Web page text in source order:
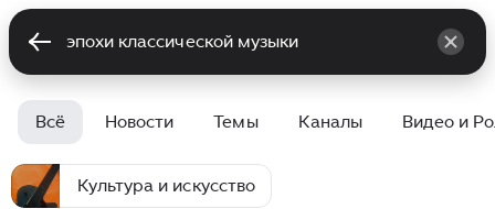
Всё Новости Темы Каналы Видео и
Культура и искусство